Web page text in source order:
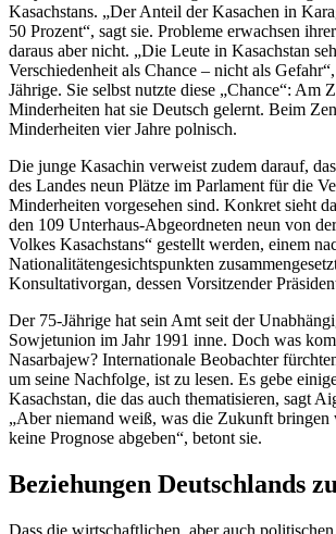
Kasachstans. „Der Anteil der Kasachen in
50 Prozent“, sagt sie. Probleme erwachsen
daraus aber nicht. „Die Leute in Kasachstan
Verschiedenheit als Chance – nicht als
Jährige. Sie selbst nutzte diese „Chance“: Am
Minderheiten hat sie Deutsch gelernt. Beim
Minderheiten vier Jahre polnisch.
Die junge Kasachin verweist zudem darauf,
des Landes neun Plätze im Parlament für die
Minderheiten vorgesehen sind. Konkret sieht
den 109 Unterhaus-Abgeordneten neun von
Volkes Kasachstans“ gestellt werden, einem
Nationalitätengesichtspunkten
Konsultativorgan, dessen Vorsitzender
Der 75-Jährige hat sein Amt seit der
Sowjetunion im Jahr 1991 inne. Doch was
Nasarbajew? Internationale Beobachter
um seine Nachfolge, ist zu lesen. Es gebe
Kasachstan, die das auch thematisieren, sagt
„Aber niemand weiß, was die Zukunft bringen
keine Prognose abgeben“, betont sie.
Beziehungen Deutschlands
Dass die wirtschaftlichen, aber auch